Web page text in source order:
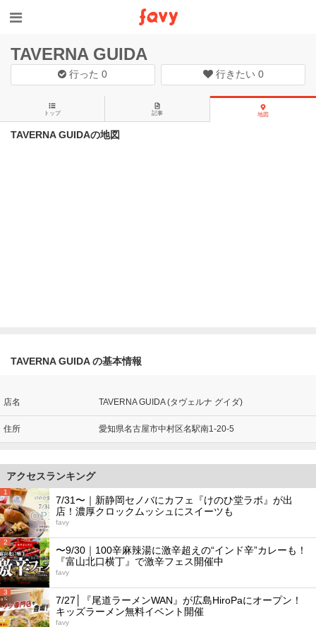
TAVERNA GUIDA
行った0 行きたい 0
トップ 記事 地図
TAVERNA GUIDAの地図
TAVERNA GUIDA の基本情報
店名 TAVERNA GUIDA (タヴェルナ グイダ)
住所 愛知県名古屋市中村区名駅南1-20-5
アクセスランキング
1
7/31〜｜新静岡セノバにカフェ『けのひ堂ラボ』が出
店！濃厚クロックムッシュにスイーツも
favy
2
〜9/30｜100辛麻辣湯に激辛超えの“インド辛”カレーも！
『富山北口横丁』で激辛フェス開催中
favy
3
7/27│『尾道ラーメンWAN』が広島HiroPaにオープン！
キッズラーメン無料イベント開催
favy